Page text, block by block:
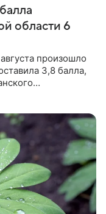
области 6
произошло
3,8 балла,